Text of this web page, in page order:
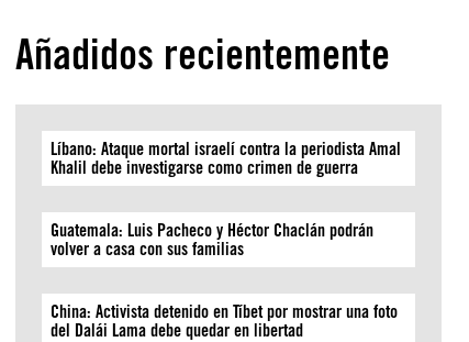
Añadidos recientemente
Líbano: Ataque mortal israelí contra la periodista Amal
Khalil debe investigarse como crimen de guerra
Guatemala: Luis Pacheco y Héctor Chaclán podrán
volver a casa con sus familias
China: Activista detenido en Tíbet por mostrar una foto
del Dalái Lama debe quedar en libertad